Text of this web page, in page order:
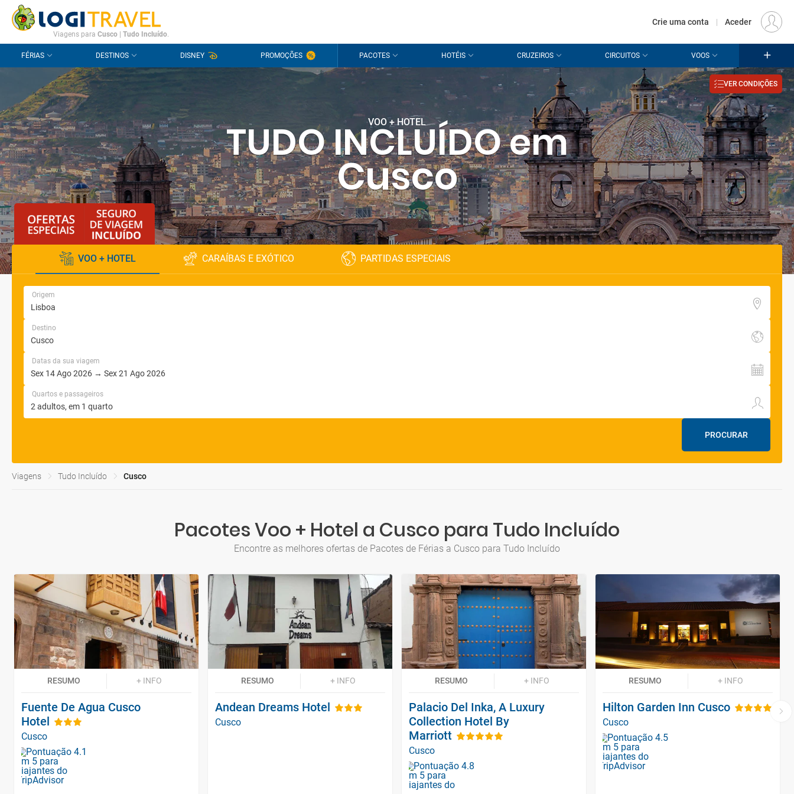
CONTACTO PERGUNTAS FREQUENTES EUR
Viagens para Cusco Tudo Incluído.
Crie uma conta | Aceder
FÉRIAS DESTINOS DISNEY PROMOÇÕES PACOTES HOTÉIS CRUZEIROS CIRCUITOS VOOS
VOO + HOTEL
TUDO INCLUÍDO em
Cusco
VER CONDIÇÕES
VOO + HOTEL CARAÍBAS E EXÓTICO PARTIDAS ESPECIAIS
Origem
Destino
Datas da sua viagem
Quartos e passageiros
PROCURAR
Viagens Tudo Incluído Cusco
Pacotes Voo + Hotel a Cusco para Tudo Incluído
Encontre as melhores ofertas de Pacotes de Férias a Cusco para Tudo Incluído
RESUMO + INFO
Fuente De Agua Cusco
Hotel
Cusco
RESUMO + INFO
Andean Dreams Hotel
Cusco
RESUMO + INFO
Palacio Del Inka, A Luxury
Collection Hotel By
Marriott
Cusco
RESUMO + INFO
Hilton Garden Inn Cusco
Cusco